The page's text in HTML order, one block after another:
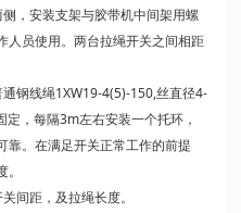
，安装支架与胶带机中间架用螺
人员使用。两台拉绳开关之间相距
钢线绳1XW19-4(5)-150,丝直径4-
，每隔3m左右安装一个托环，
靠。在满足开关正常工作的前提
间距，及拉绳长度。